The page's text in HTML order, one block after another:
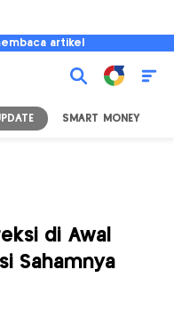
artikel
SMART MONEY
di Awal
Sahamnya